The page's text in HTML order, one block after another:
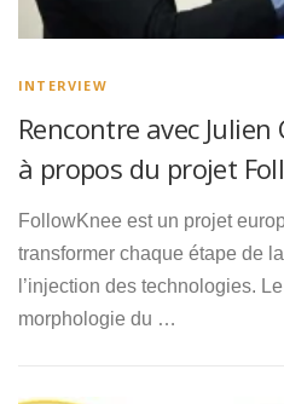
INTERVIEW
Rencontre avec Julien
à propos du projet
FollowKnee est un projet
transformer chaque étape de
l’injection des technologies.
morphologie du …